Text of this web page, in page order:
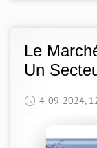
Le
Un
4-09-2024,